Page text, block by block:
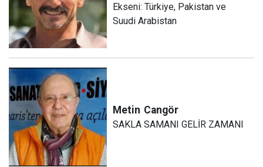
Ekseni: Türkiye, Pakistan ve
Suudi Arabistan
Metin Cangör
SAKLA SAMANI GELİR ZAMANI